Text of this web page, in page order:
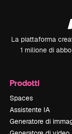
La piattaforma
1 milione di
Prodotti
Spaces
Assistente IA
Generatore di